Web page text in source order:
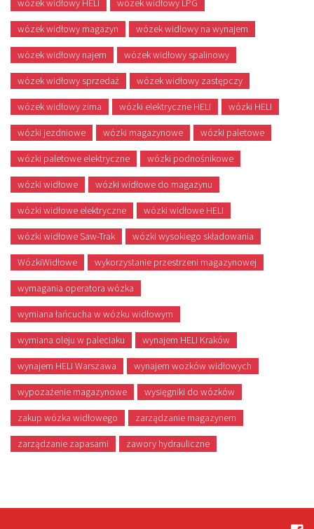
wózek widłowy HELI wózek widłowy LPG
wózek widłowy magazyn wózek widłowy na wynajem
wózek widłowy najem wózek widłowy spalinowy
wózek widłowy sprzedaż wózek widłowy zastępczy
wózek widłowy zima wózki elektryczne HELI wózki HELI
wózki jezdniowe wózki magazynowe wózki paletowe
wózki paletowe elektryczne wózki podnośnikowe
wózki widłowe wózki widłowe do magazynu
wózki widłowe elektryczne wózki widłowe HELI
wózki widłowe Saw-Trak wózki wysokiego składowania
WózkiWidłowe wykorzystanie przestrzeni magazynowej
wymagania operatora wózka
wymiana łańcucha w wózku widłowym
wymiana oleju w paleciaku wynajem HELI Kraków
wynajem HELI Warszawa wynajem wozków widłowych
wypozażenie magazynowe wysięgniki do wózków
zakup wózka widłowego zarządzanie magazynem
zarządzanie zapasami zawory hydrauliczne